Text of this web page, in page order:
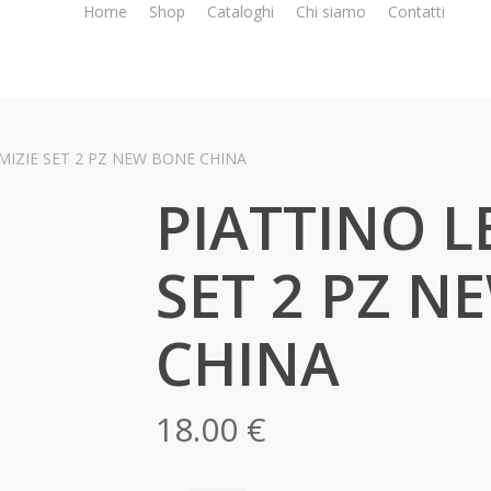
Home Shop Cataloghi Chi siamo Contatti
SET 2 PZ NEW BONE CHINA
PIATTINO
SET 2 PZ
CHINA
18.00 €